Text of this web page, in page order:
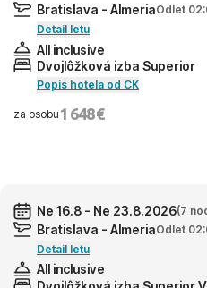
Bratislava - AlmeriaOdlet
Detail letu
All inclusive
Dvojlôžková izba Superior
Popis hotela od CK
za osobu 1 648 €
Ne 16.8 - Ne 23.8.2026(7
Bratislava - AlmeriaOdlet
Detail letu
All inclusive